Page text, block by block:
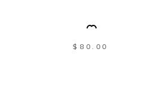
$ 80.00